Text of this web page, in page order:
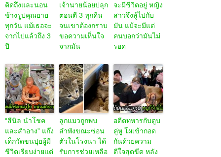
คิดถึงและนอน
ข้างรูปคุณยาย
ทุกวัน แม้เธอจะ
จากไปแล้วถึง 3
ปี
เจ้านายน้อยปลุก
ตอนตี 3 ทุกคืน
จนเขาต้องกราบ
ขอความเห็นใจ
จากมัน
จะมีชีวิตอยู่ หญิง
สาวจึงสู้ไปกับ
มัน แม้จะมีแต่
คนบอกว่ามันไม่
รอด
“สีนิล นำโชค
และสำอาง” แก๊ง
เด็กวัดขนปุยผู้มี
ชีวิตเรียบง่ายแต่
ลูกแมวถูกพบ
ลำพังขณะซ่อน
ตัวในโรงนา ได้
รับการช่วยเหลือ
อดีตทหารกับตูบ
คู่หู โผเข้ากอด
กันด้วยความ
ดีใจสุดขีด หลัง